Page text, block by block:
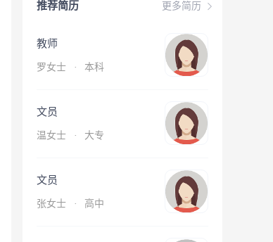
更多简历
推荐简历
教师
罗女士 · 本科
文员
温女士 · 大专
文员
张女士 · 高中